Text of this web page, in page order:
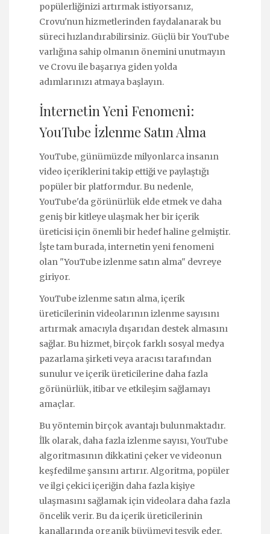
popülerliğinizi artırmak istiyorsanız,
Crovu'nun hizmetlerinden faydalanarak bu
süreci hızlandırabilirsiniz. Güçlü bir YouTube
varlığına sahip olmanın önemini unutmayın
ve Crovu ile başarıya giden yolda
adımlarınızı atmaya başlayın.
İnternetin Yeni Fenomeni:
YouTube İzlenme Satın Alma
YouTube, günümüzde milyonlarca insanın
video içeriklerini takip ettiği ve paylaştığı
popüler bir platformdur. Bu nedenle,
YouTube'da görünürlük elde etmek ve daha
geniş bir kitleye ulaşmak her bir içerik
üreticisi için önemli bir hedef haline gelmiştir.
İşte tam burada, internetin yeni fenomeni
olan "YouTube izlenme satın alma" devreye
giriyor.
YouTube izlenme satın alma, içerik
üreticilerinin videolarının izlenme sayısını
artırmak amacıyla dışarıdan destek almasını
sağlar. Bu hizmet, birçok farklı sosyal medya
pazarlama şirketi veya aracısı tarafından
sunulur ve içerik üreticilerine daha fazla
görünürlük, itibar ve etkileşim sağlamayı
amaçlar.
Bu yöntemin birçok avantajı bulunmaktadır.
İlk olarak, daha fazla izlenme sayısı, YouTube
algoritmasının dikkatini çeker ve videonun
keşfedilme şansını artırır. Algoritma, popüler
ve ilgi çekici içeriğin daha fazla kişiye
ulaşmasını sağlamak için videolara daha fazla
öncelik verir. Bu da içerik üreticilerinin
kanallarında organik büyümeyi teşvik eder.